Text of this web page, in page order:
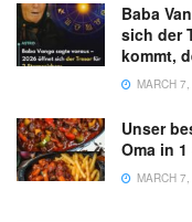
Baba
sich der
kommt,
MARCH
Unser
Oma in
MARCH